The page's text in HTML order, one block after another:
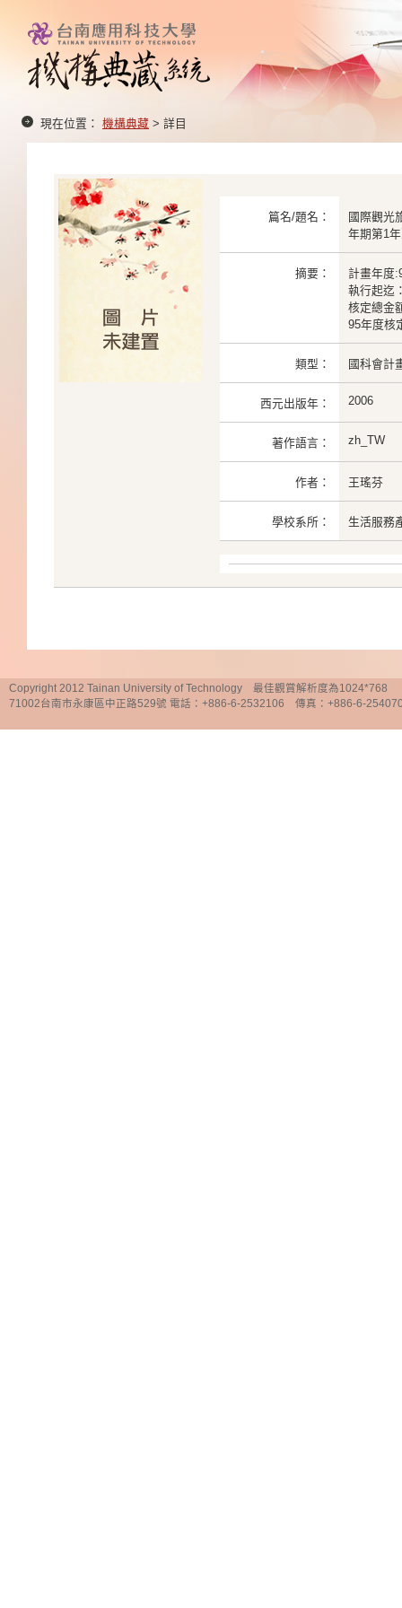
現在位置： 機構典藏 > 詳目
篇名/題名：
國際觀光
年期第1
摘要：
計畫年度
執行起迄
核定總金
95年度核
類型： 國科會計
西元出版年： 2006
著作語言： zh_TW
作者： 王瑤芬
學校系所： 生活服務
Copyright 2012 Tainan University of Technology 最佳觀賞解析度為1024*768
71002台南市永康區中正路529號 電話：+886-6-2532106 傳真：+886-6-